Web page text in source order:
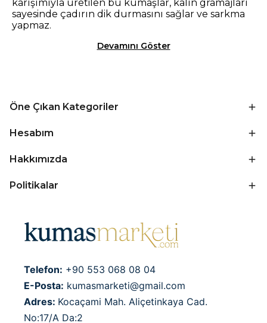
karışımıyla üretilen bu kumaşlar, kalın gramajları
sayesinde çadırın dik durmasını sağlar ve sarkma
yapmaz.
Devamını Göster
Öne Çıkan Kategoriler
Hesabım
Hakkımızda
Politikalar
Telefon: +90 553 068 08 04
E-Posta: kumasmarketi@gmail.com
Adres: Kocaçami Mah. Aliçetinkaya Cad.
No:17/A Da:2